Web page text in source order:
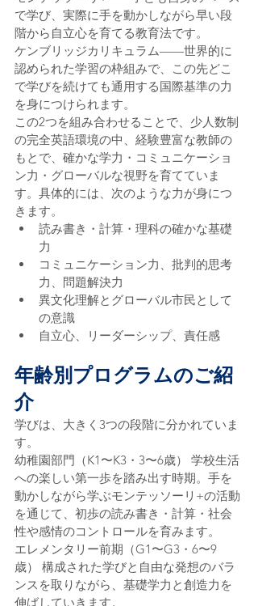
で学び、実際に手を動かしながら早い段
階から自立心を育てる教育法です。
ケンブリッジカリキュラム——世界的に
認められた学習の枠組みで、この先どこ
で学びを続けても通用する国際基準の力
を身につけられます。
この2つを組み合わせることで、少人数制
の完全英語環境の中、経験豊富な教師の
もとで、確かな学力・コミュニケーショ
ン力・グローバルな視野を育てていま
す。具体的には、次のような力が身につ
きます。
読み書き・計算・理科の確かな基礎
力
コミュニケーション力、批判的思考
力、問題解決力
異文化理解とグローバル市民として
の意識
自立心、リーダーシップ、責任感
年齢別プログラムのご紹
介
学びは、大きく3つの段階に分かれていま
す。
幼稚園部門（K1〜K3・3〜6歳） 学校生活
への楽しい第一歩を踏み出す時期。手を
動かしながら学ぶモンテッソーリ+の活動
を通じて、初歩の読み書き・計算・社会
性や感情のコントロールを育みます。
エレメンタリー前期（G1〜G3・6〜9
歳） 構成された学びと自由な発想のバラ
ンスを取りながら、基礎学力と創造力を
伸ばしていきます。